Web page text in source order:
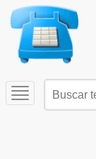
Toggle
navigation